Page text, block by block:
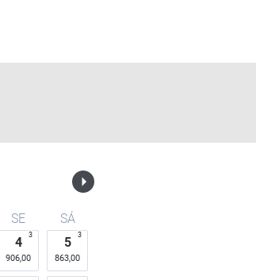
SE
SÁ
4
906,00
3 5
863,00
3